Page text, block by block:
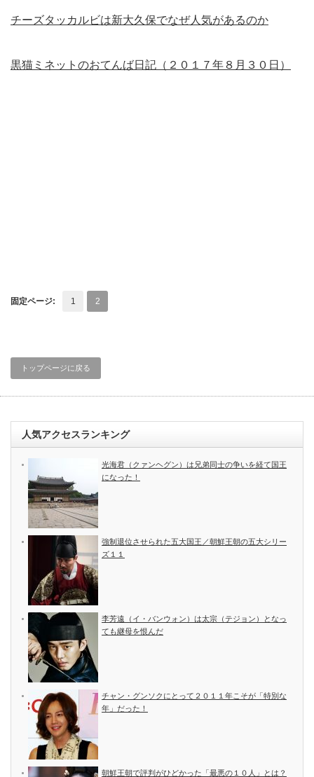
チーズタッカルビは新大久保でなぜ人気があるのか
黒猫ミネットのおてんば日記（２０１７年８月３０日）
固定ページ: 1 2
トップページに戻る
人気アクセスランキング
光海君（クァンヘグン）は兄弟同士の争いを経て国王
になった！
強制退位させられた五大国王／朝鮮王朝の五大シリー
ズ１１
李芳遠（イ・バンウォン）は太宗（テジョン）となっ
ても継母を恨んだ
チャン・グンソクにとって２０１１年こそが「特別な
年」だった！
朝鮮王朝で評判がひどかった「最悪の１０人」とは？